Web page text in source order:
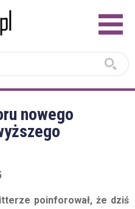
nowego
poinforował, że dziś